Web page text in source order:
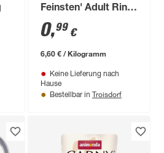
Feinsten' Adult Rind
& Kartoffel 150 g
0,99 €
6,60 € / Kilogramm
Keine Lieferung nach
Hause
Bestellbar in Troisdorf